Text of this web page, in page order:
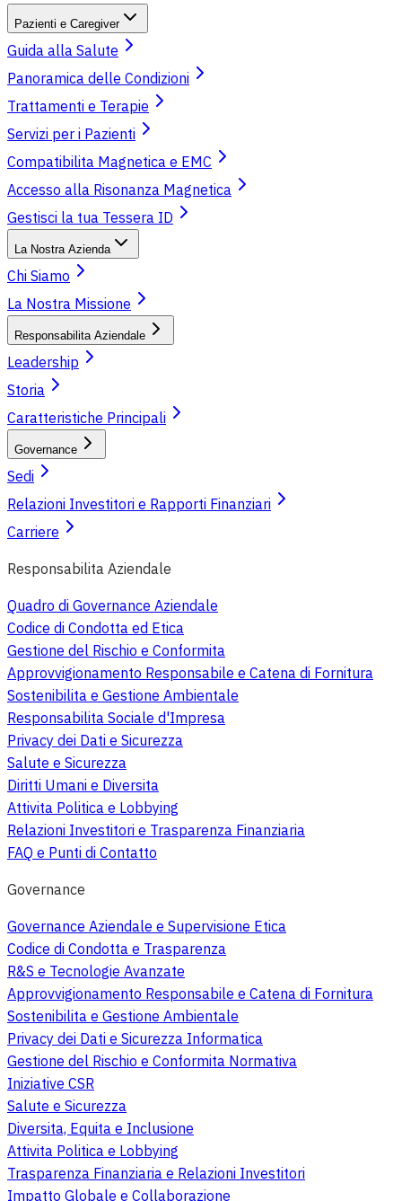
Pazienti e Caregiver
Guida alla Salute
Panoramica delle Condizioni
Trattamenti e Terapie
Servizi per i Pazienti
Compatibilita Magnetica e EMC
Accesso alla Risonanza Magnetica
Gestisci la tua Tessera ID
La Nostra Azienda
Chi Siamo
La Nostra Missione
Responsabilita Aziendale
Leadership
Storia
Caratteristiche Principali
Governance
Sedi
Relazioni Investitori e Rapporti Finanziari
Carriere
Responsabilita Aziendale
Quadro di Governance Aziendale
Codice di Condotta ed Etica
Gestione del Rischio e Conformita
Approvvigionamento Responsabile e Catena di Fornitura
Sostenibilita e Gestione Ambientale
Responsabilita Sociale d'Impresa
Privacy dei Dati e Sicurezza
Salute e Sicurezza
Diritti Umani e Diversita
Attivita Politica e Lobbying
Relazioni Investitori e Trasparenza Finanziaria
FAQ e Punti di Contatto
Governance
Governance Aziendale e Supervisione Etica
Codice di Condotta e Trasparenza
R&S e Tecnologie Avanzate
Approvvigionamento Responsabile e Catena di Fornitura
Sostenibilita e Gestione Ambientale
Privacy dei Dati e Sicurezza Informatica
Gestione del Rischio e Conformita Normativa
Iniziative CSR
Salute e Sicurezza
Diversita, Equita e Inclusione
Attivita Politica e Lobbying
Trasparenza Finanziaria e Relazioni Investitori
Impatto Globale e Collaborazione